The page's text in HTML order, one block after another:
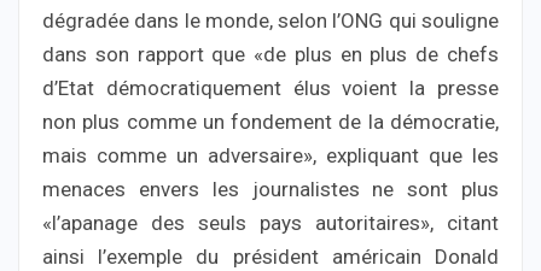
dégradée dans le monde, selon l’ONG qui souligne
dans son rapport que «de plus en plus de chefs
d’Etat démocratiquement élus voient la presse
non plus comme un fondement de la démocratie,
mais comme un adversaire», expliquant que les
menaces envers les journalistes ne sont plus
«l’apanage des seuls pays autoritaires», citant
ainsi l’exemple du président américain Donald